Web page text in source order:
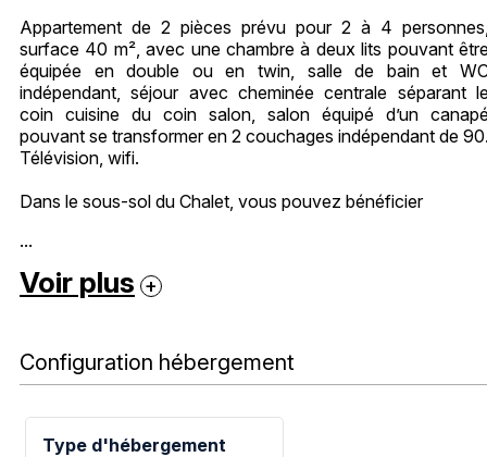
Appartement de 2 pièces prévu pour 2 à 4
surface 40 m², avec une chambre à deux lits pouvant
équipée en double ou en twin, salle de bain et
indépendant, séjour avec cheminée centrale séparant
coin cuisine du coin salon, salon équipé d’un
pouvant se transformer en 2 couchages indépendant de
Télévision, wifi.
Dans le sous-sol du Chalet, vous pouvez bénéficier
...
Voir plus
Configuration hébergement
Type d'hébergement